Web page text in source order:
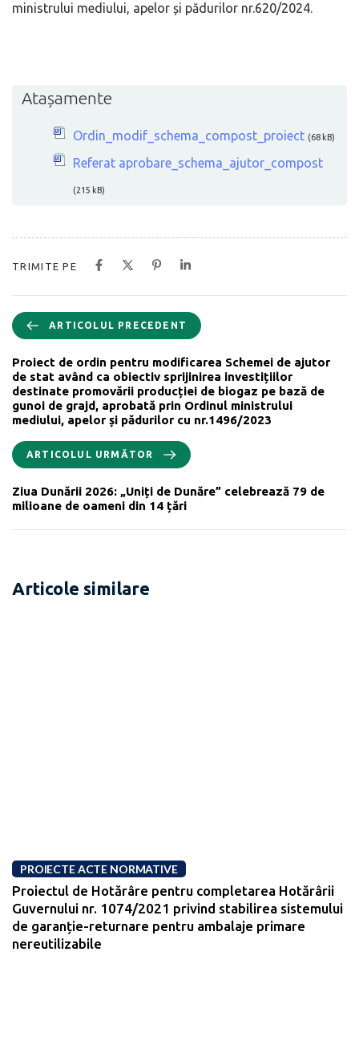
ministrului mediului, apelor și pădurilor nr.620/2024.
Atașamente
Ordin_modif_schema_compost_proiect (68 kB)
Referat aprobare_schema_ajutor_compost
(215 kB)
TRIMITE PE
ARTICOLUL PRECEDENT
Proiect de ordin pentru modificarea Schemei de ajutor
de stat având ca obiectiv sprijinirea investițiilor
destinate promovării producției de biogaz pe bază de
gunoi de grajd, aprobată prin Ordinul ministrului
mediului, apelor și pădurilor cu nr.1496/2023
ARTICOLUL URMĂTOR
Ziua Dunării 2026: „Uniți de Dunăre” celebrează 79 de
milioane de oameni din 14 țări
Articole similare
PROIECTE ACTE NORMATIVE
Proiectul de Hotărâre pentru completarea Hotărârii
Guvernului nr. 1074/2021 privind stabilirea sistemului
de garanție-returnare pentru ambalaje primare
nereutilizabile